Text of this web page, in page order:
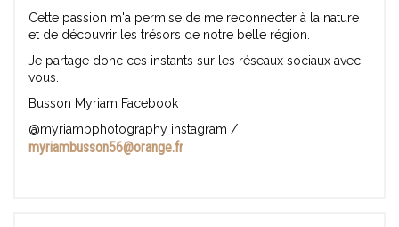
Cette passion m'a permise de me reconnecter à la nature
et de découvrir les trésors de notre belle région.
Je partage donc ces instants sur les réseaux sociaux avec
vous.
Busson Myriam Facebook
@myriambphotography instagram /
myriambusson56@orange.fr